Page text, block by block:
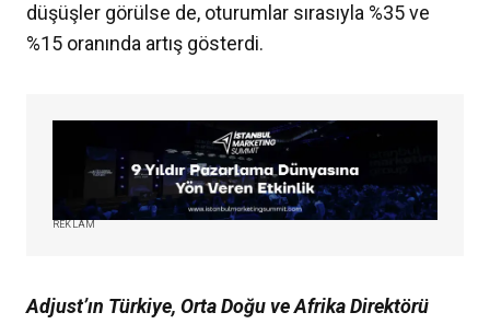
düşüşler görülse de, oturumlar sırasıyla %35 ve
%15 oranında artış gösterdi.
REKLAM
Adjust’ın Türkiye, Orta Doğu ve Afrika Direktörü